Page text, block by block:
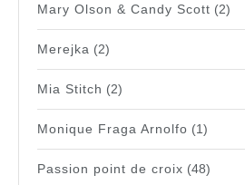
Mary Olson & Candy Scott (2)
Merejka (2)
Mia Stitch (2)
Monique Fraga Arnolfo (1)
Passion point de croix (48)